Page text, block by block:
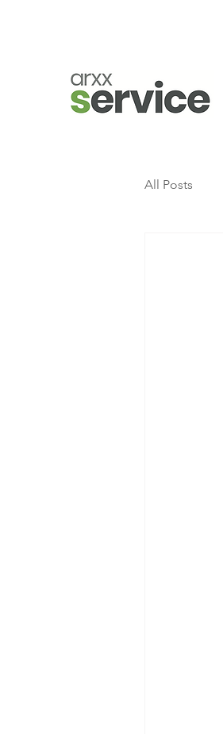
All Posts